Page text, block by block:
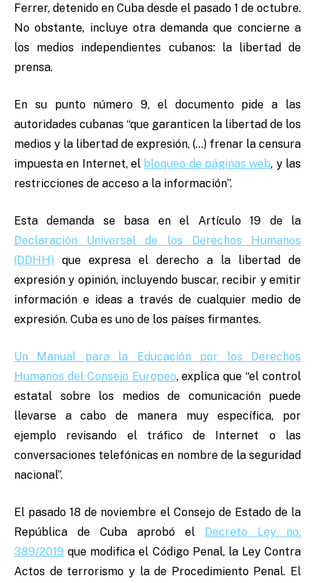
Ferrer, detenido en Cuba desde el pasado 1 de octubre.
No obstante, incluye otra demanda que concierne a
los medios independientes cubanos: la libertad de
prensa.
En su punto número 9, el documento pide a las
autoridades cubanas “que garanticen la libertad de los
medios y la libertad de expresión, (…) frenar la censura
impuesta en Internet, el bloqueo de páginas web, y las
restricciones de acceso a la información”.
Esta demanda se basa en el Artículo 19 de la
Declaración Universal de los Derechos Humanos
(DDHH) que expresa el derecho a la libertad de
expresión y opinión, incluyendo buscar, recibir y emitir
información e ideas a través de cualquier medio de
expresión. Cuba es uno de los países firmantes.
Un Manual para la Educación por los Derechos
Humanos del Consejo Europeo, explica que “el control
estatal sobre los medios de comunicación puede
llevarse a cabo de manera muy específica, por
ejemplo revisando el tráfico de Internet o las
conversaciones telefónicas en nombre de la seguridad
nacional”.
El pasado 18 de noviembre el Consejo de Estado de la
República de Cuba aprobó el Decreto Ley no.
389/2019 que modifica el Código Penal, la Ley Contra
Actos de terrorismo y la de Procedimiento Penal. El